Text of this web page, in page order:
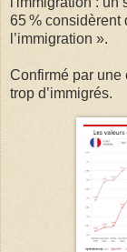
65 % considèrent
l’immigration ».
Confirmé par une
trop d’immigrés.